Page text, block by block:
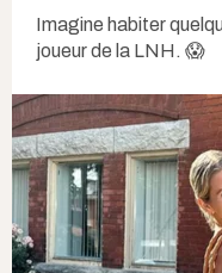
Imagine habiter
joueur de la LNH. 😱